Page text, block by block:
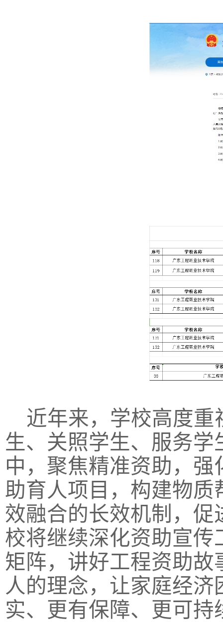
近年来，学校高度
生、关照学生、服务学
中，聚焦精准资助，
助育人项目，构建物
效融合的长效机制，
校将继续深化资助宣传
矩阵，讲好工程资助
人的理念，让家庭经
实、更有保障、更可